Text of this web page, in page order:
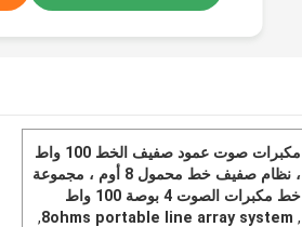
مكبرات صوت عمود صفيف الخط 100 واط
، نظام صفيف خط محمول 8 أوم ، مجموعة
خط مكبرات الصوت 4 بوصة 100 واط
,
8ohms portable line array system
,